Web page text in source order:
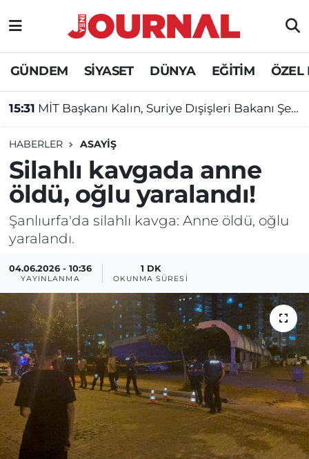
GÜNDEM SİYASET DÜNYA EĞİTİM ÖZEL
15:31 MİT Başkanı Kalın, Suriye Dışişleri Bakanı Şeybani ile görüştü: Gündem SDG'nin entegrasyonu
HABERLER ASAYİŞ
Silahlı kavgada anne
öldü, oğlu yaralandı!
Şanlıurfa'da silahlı kavga: Anne öldü, oğlu
yaralandı.
04.06.2026 - 10:36
YAYINLANMA
1 DK
OKUNMA SÜRESI
GÜNDEM
SİYASET
DÜNYA
EĞİTİM
ÖZEL HABER
Nöbetçi Eczaneler
Hava Durumu
Süper Lig Puan Durumu ve Fikstür
Tüm Manşetler
Son Dakika Haberleri
Haber Arşivi